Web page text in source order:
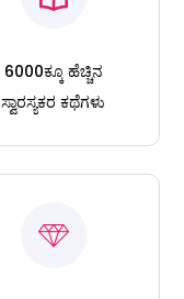
6000ಕ್ಕೂ ಹೆಚ್ಚಿನ
ಸ್ವಾರಸ್ಯಕರ ಕಥೆಗಳು